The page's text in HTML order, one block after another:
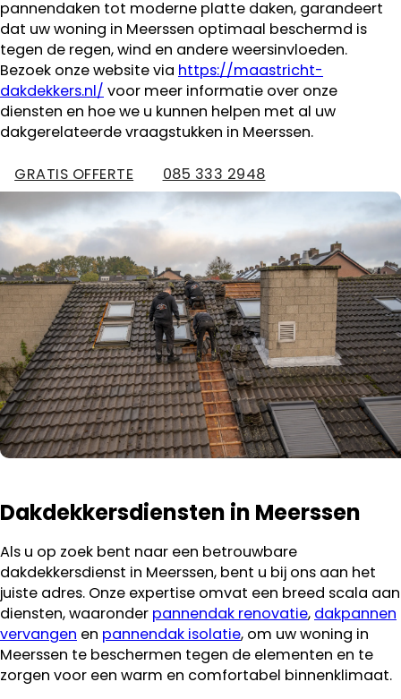
pannendaken tot moderne platte daken, garandeert
dat uw woning in Meerssen optimaal beschermd is
tegen de regen, wind en andere weersinvloeden.
Bezoek onze website via https://maastricht-
dakdekkers.nl/ voor meer informatie over onze
diensten en hoe we u kunnen helpen met al uw
dakgerelateerde vraagstukken in Meerssen.
GRATIS OFFERTE 085 333 2948
Dakdekkersdiensten in Meerssen
Als u op zoek bent naar een betrouwbare
dakdekkersdienst in Meerssen, bent u bij ons aan het
juiste adres. Onze expertise omvat een breed scala aan
diensten, waaronder pannendak renovatie, dakpannen
vervangen en pannendak isolatie, om uw woning in
Meerssen te beschermen tegen de elementen en te
zorgen voor een warm en comfortabel binnenklimaat.